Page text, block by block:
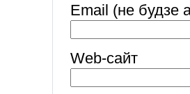
Email (не будзе
Web-cайт